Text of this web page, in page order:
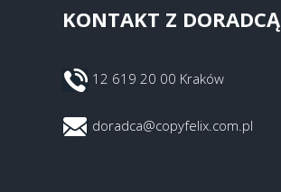
KONTAKT Z DORADCĄ
12 619 20 00 Kraków
doradca@copyfelix.com.pl